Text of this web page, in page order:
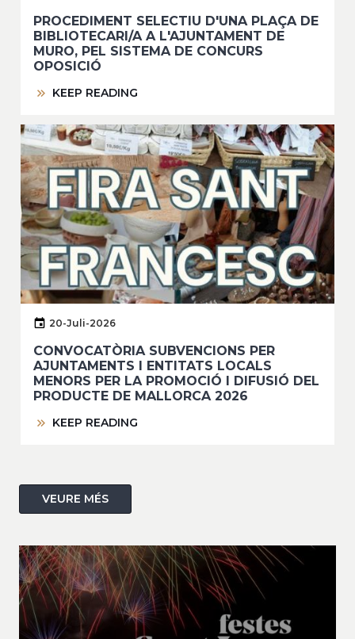
PROCEDIMENT SELECTIU D'UNA PLAÇA DE
BIBLIOTECARI/A A L'AJUNTAMENT DE
MURO, PEL SISTEMA DE CONCURS
OPOSICIÓ
KEEP READING
20-Juli-2026
CONVOCATÒRIA SUBVENCIONS PER
AJUNTAMENTS I ENTITATS LOCALS
MENORS PER LA PROMOCIÓ I DIFUSIÓ DEL
PRODUCTE DE MALLORCA 2026
KEEP READING
VEURE MÉS